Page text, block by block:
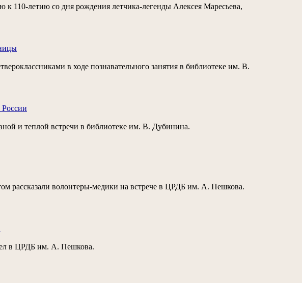
110-летию со дня рождения летчика-легенды Алексея Маресьева,
в ходе познавательного занятия в библиотеке им. В.
и теплой встречи в библиотеке им. В. Дубинина.
рассказали волонтеры-медики на встрече в ЦРДБ им. А. Пешкова.
в ЦРДБ им. А. Пешкова.